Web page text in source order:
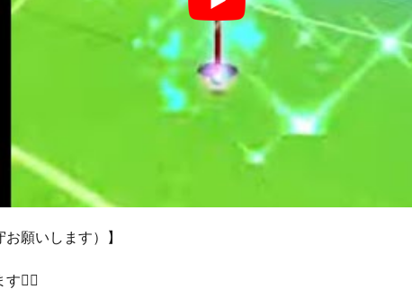
お願いします）】
🙇‍♂️